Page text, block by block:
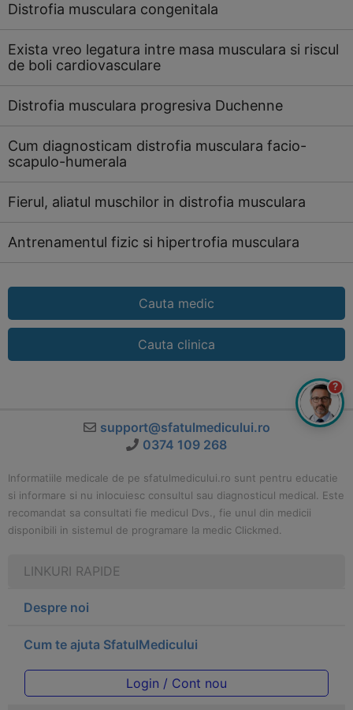
Distrofia musculara congenitala
Exista vreo legatura intre masa musculara si riscul
de boli cardiovasculare
Distrofia musculara progresiva Duchenne
Cum diagnosticam distrofia musculara facio-
scapulo-humerala
Fierul, aliatul muschilor in distrofia musculara
Antrenamentul fizic si hipertrofia musculara
Cauta medic
Cauta clinica
support@sfatulmedicului.ro
0374 109 268
Informatiile medicale de pe sfatulmedicului.ro sunt pentru educatie
si informare si nu inlocuiesc consultul sau diagnosticul medical. Este
recomandat sa consultati fie medicul Dvs., fie unul din medicii
disponibili in sistemul de programare la medic Clickmed.
LINKURI RAPIDE
Despre noi
Cum te ajuta SfatulMedicului
Login / Cont nou
?